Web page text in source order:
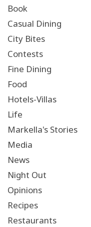
Book
Casual Dining
City Bites
Contests
Fine Dining
Food
Hotels-Villas
Life
Markella's Stories
Media
News
Night Out
Opinions
Recipes
Restaurants